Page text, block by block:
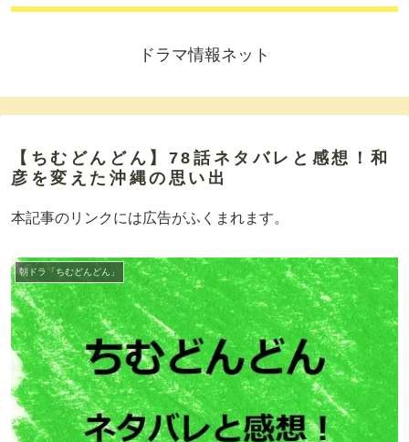
ドラマ情報ネット
【ちむどんどん】78話ネタバレと感想！和
彦を変えた沖縄の思い出
本記事のリンクには広告がふくまれます。
朝ドラ「ちむどんどん」